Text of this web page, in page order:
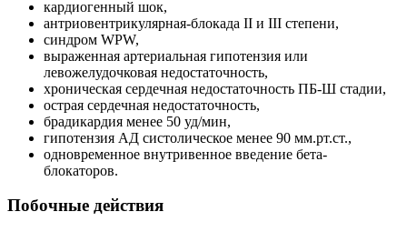
кардиогенный шок,
антриовентрикулярная-блокада II и III степени,
синдром WPW,
выраженная артериальная гипотензия или
левожелудочковая недостаточность,
хроническая сердечная недостаточность ПБ-Ш стадии,
острая сердечная недостаточность,
брадикардия менее 50 уд/мин,
гипотензия АД систолическое менее 90 мм.рт.ст.,
одновременное внутривенное введение бета-
блокаторов.
Побочные действия